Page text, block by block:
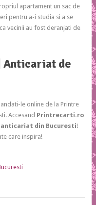
apartament un sac de
pentru a-i studia si a se
vecinii au fost deranjati de
Anticariat de
le online de la Printre
Accesand Printrecarti.ro
anticariat din Bucuresti!
care inspira!